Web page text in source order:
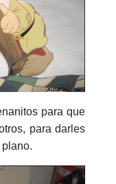
para que
para darles